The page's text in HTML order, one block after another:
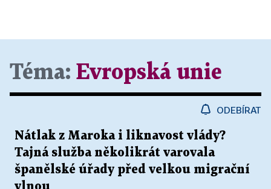
Téma: Evropská unie
ODEBÍRAT
Nátlak z Maroka i liknavost vlády?
Tajná služba několikrát varovala
španělské úřady před velkou migrační
vlnou